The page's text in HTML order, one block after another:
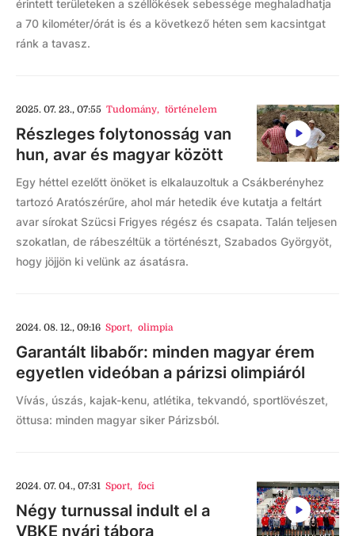
érintett területeken a széllökések sebessége meghaladhatja
a 70 kilométer/órát is és a következő héten sem kacsintgat
ránk a tavasz.
2025. 07. 23., 07:55 Tudomány, történelem
Részleges folytonosság van
hun, avar és magyar között
Egy héttel ezelőtt önöket is elkalauzoltuk a Csákberényhez
tartozó Aratószérűre, ahol már hetedik éve kutatja a feltárt
avar sírokat Szücsi Frigyes régész és csapata. Talán teljesen
szokatlan, de rábeszéltük a történészt, Szabados Györgyöt,
hogy jöjjön ki velünk az ásatásra.
2024. 08. 12., 09:16 Sport, olimpia
Garantált libabőr: minden magyar érem
egyetlen videóban a párizsi olimpiáról
Vívás, úszás, kajak-kenu, atlétika, tekvandó, sportlövészet,
öttusa: minden magyar siker Párizsból.
2024. 07. 04., 07:31 Sport, foci
Négy turnussal indult el a
VBKE nyári tábora